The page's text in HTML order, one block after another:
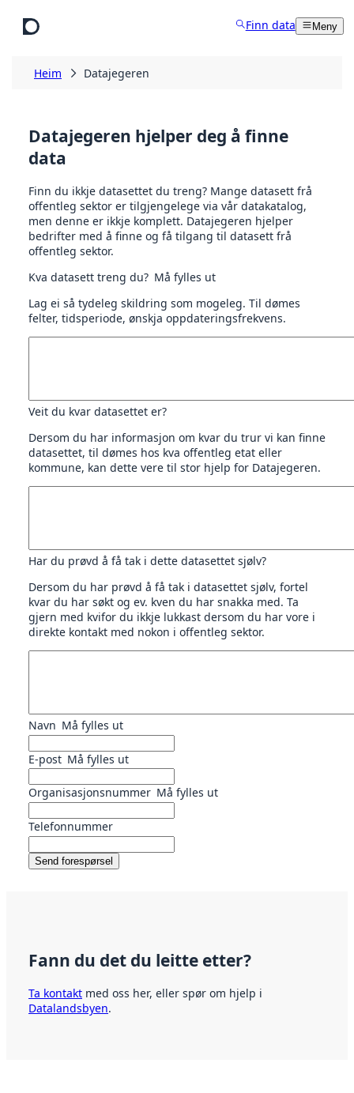
Finn data Meny
Heim Datajegeren
Datajegeren hjelper deg å finne
data
Finn du ikkje datasettet du treng? Mange datasett frå
offentleg sektor er tilgjengelege via vår datakatalog,
men denne er ikkje komplett. Datajegeren hjelper
bedrifter med å finne og få tilgang til datasett frå
offentleg sektor.
Kva datasett treng du? Må fylles ut
Lag ei så tydeleg skildring som mogeleg. Til dømes
felter, tidsperiode, ønskja oppdateringsfrekvens.
Veit du kvar datasettet er?
Dersom du har informasjon om kvar du trur vi kan finne
datasettet, til dømes hos kva offentleg etat eller
kommune, kan dette vere til stor hjelp for Datajegeren.
Har du prøvd å få tak i dette datasettet sjølv?
Dersom du har prøvd å få tak i datasettet sjølv, fortel
kvar du har søkt og ev. kven du har snakka med. Ta
gjern med kvifor du ikkje lukkast dersom du har vore i
direkte kontakt med nokon i offentleg sektor.
Navn Må fylles ut
E-post Må fylles ut
Organisasjonsnummer Må fylles ut
Telefonnummer
Send forespørsel
Fann du det du leitte etter?
Ta kontakt med oss her, eller spør om hjelp i
Datalandsbyen.